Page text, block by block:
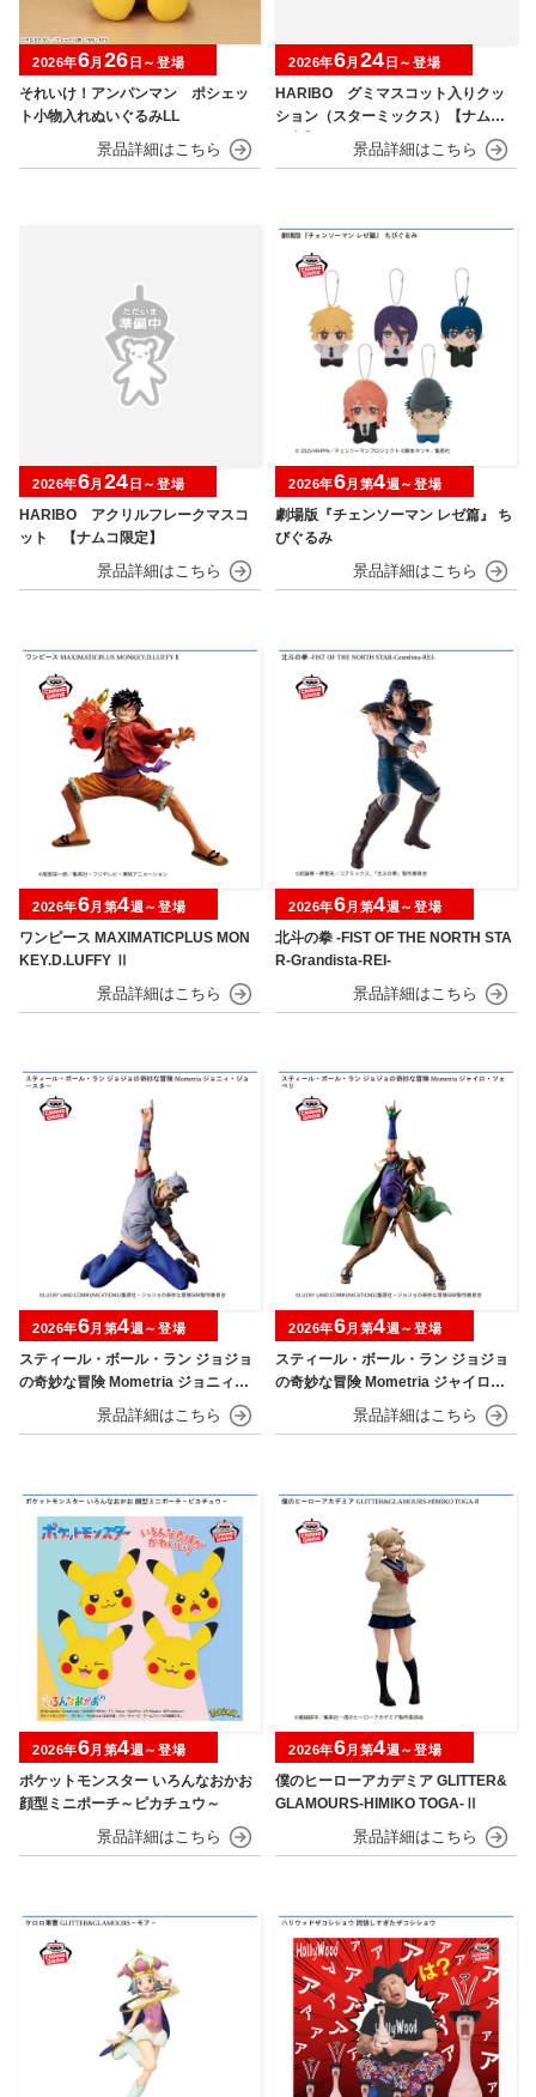
それいけ！アンパンマン ポシェッ
ト小物入れぬいぐるみLL
2026年6月 26 日～登場
HARIBO グミマスコット入りクッ
ション（スターミックス）【ナムコ
2026年6月 24 日～登場
HARIBO アクリルフレークマスコ
ット 【ナムコ限定】
2026年6月 24 日～登場
劇場版『チェンソーマン レゼ篇』 ち
びぐるみ
2026年6月第4週～登場
ワンピース MAXIMATICPLUS MON
KEY.D.LUFFY Ⅱ
2026年6月第4週～登場
北斗の拳 -FIST OF THE NORTH STA
R-Grandista-REI-
2026年6月第4週～登場
スティール・ボール・ラン ジョジョ
の奇妙な冒険 Mometria ジョニィ・
ジョースター
2026年6月第4週～登場
スティール・ボール・ラン ジョジョ
の奇妙な冒険 Mometria ジャイロ・
2026年6月第4週～登場
ポケットモンスター いろんなおかお
顔型ミニポーチ～ピカチュウ～
2026年6月第4週～登場
僕のヒーローアカデミア GLITTER&
GLAMOURS-HIMIKO TOGA-Ⅱ
2026年6月第4週～登場